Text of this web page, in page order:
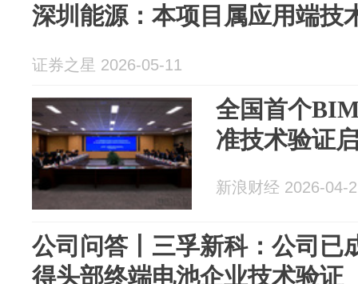
深圳能源：本项目属应用端技
证券之星 2026-05-11
全国首个
准技术验证
新浪财经 2026-04-
公司问答丨三孚新科：公司已
得头部终端电池企业技术验证